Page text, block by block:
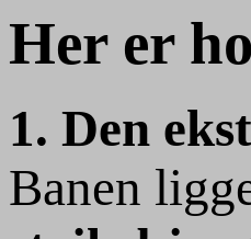
Her er
1. Den
Banen